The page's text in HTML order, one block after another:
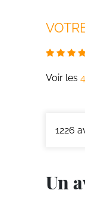
Voir les
1226
Un